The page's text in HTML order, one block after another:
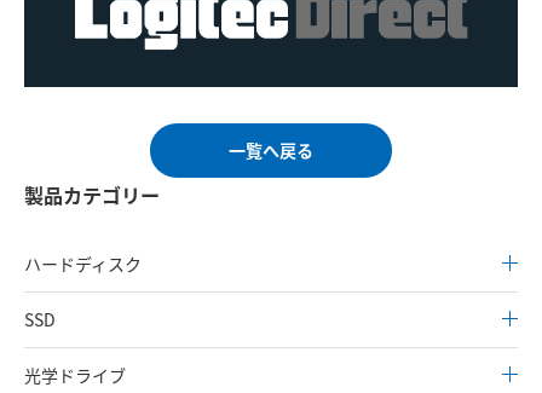
一覧へ戻る
製品カテゴリー
ハードディスク
SSD
光学ドライブ